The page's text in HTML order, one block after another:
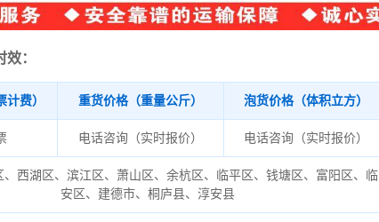
：
费） 重货价格（重量公斤） 泡货价格（体积立方）
电话咨询（实时报价） 电话咨询（实时报价）
、西湖区、滨江区、萧山区、余杭区、临平区、钱塘区、富阳区、临
安区、建德市、桐庐县、淳安县